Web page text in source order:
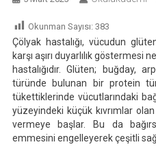
Okunman Sayısı: 383
Çölyak hastalığı, vücudun
karşı aşırı duyarlılık göstermesi
hastalığıdır. Glüten; buğday,
türünde bulunan bir protein
tükettiklerinde vücutlarındaki
yüzeyindeki küçük kıvrımlar
vermeye başlar. Bu da
emmesini engelleyerek çeşitli